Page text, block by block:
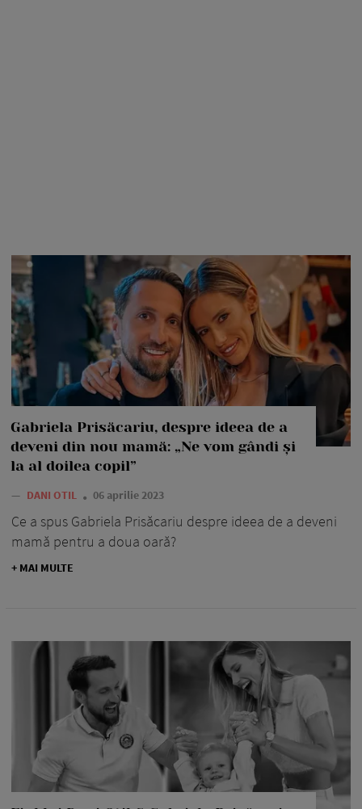
Gabriela Prisăcariu, despre ideea de a
deveni din nou mamă: „Ne vom gândi și
la al doilea copil”
— DANI OTIL 06 aprilie 2023
Ce a spus Gabriela Prisăcariu despre ideea de a deveni
mamă pentru a doua oară?
+ MAI MULTE